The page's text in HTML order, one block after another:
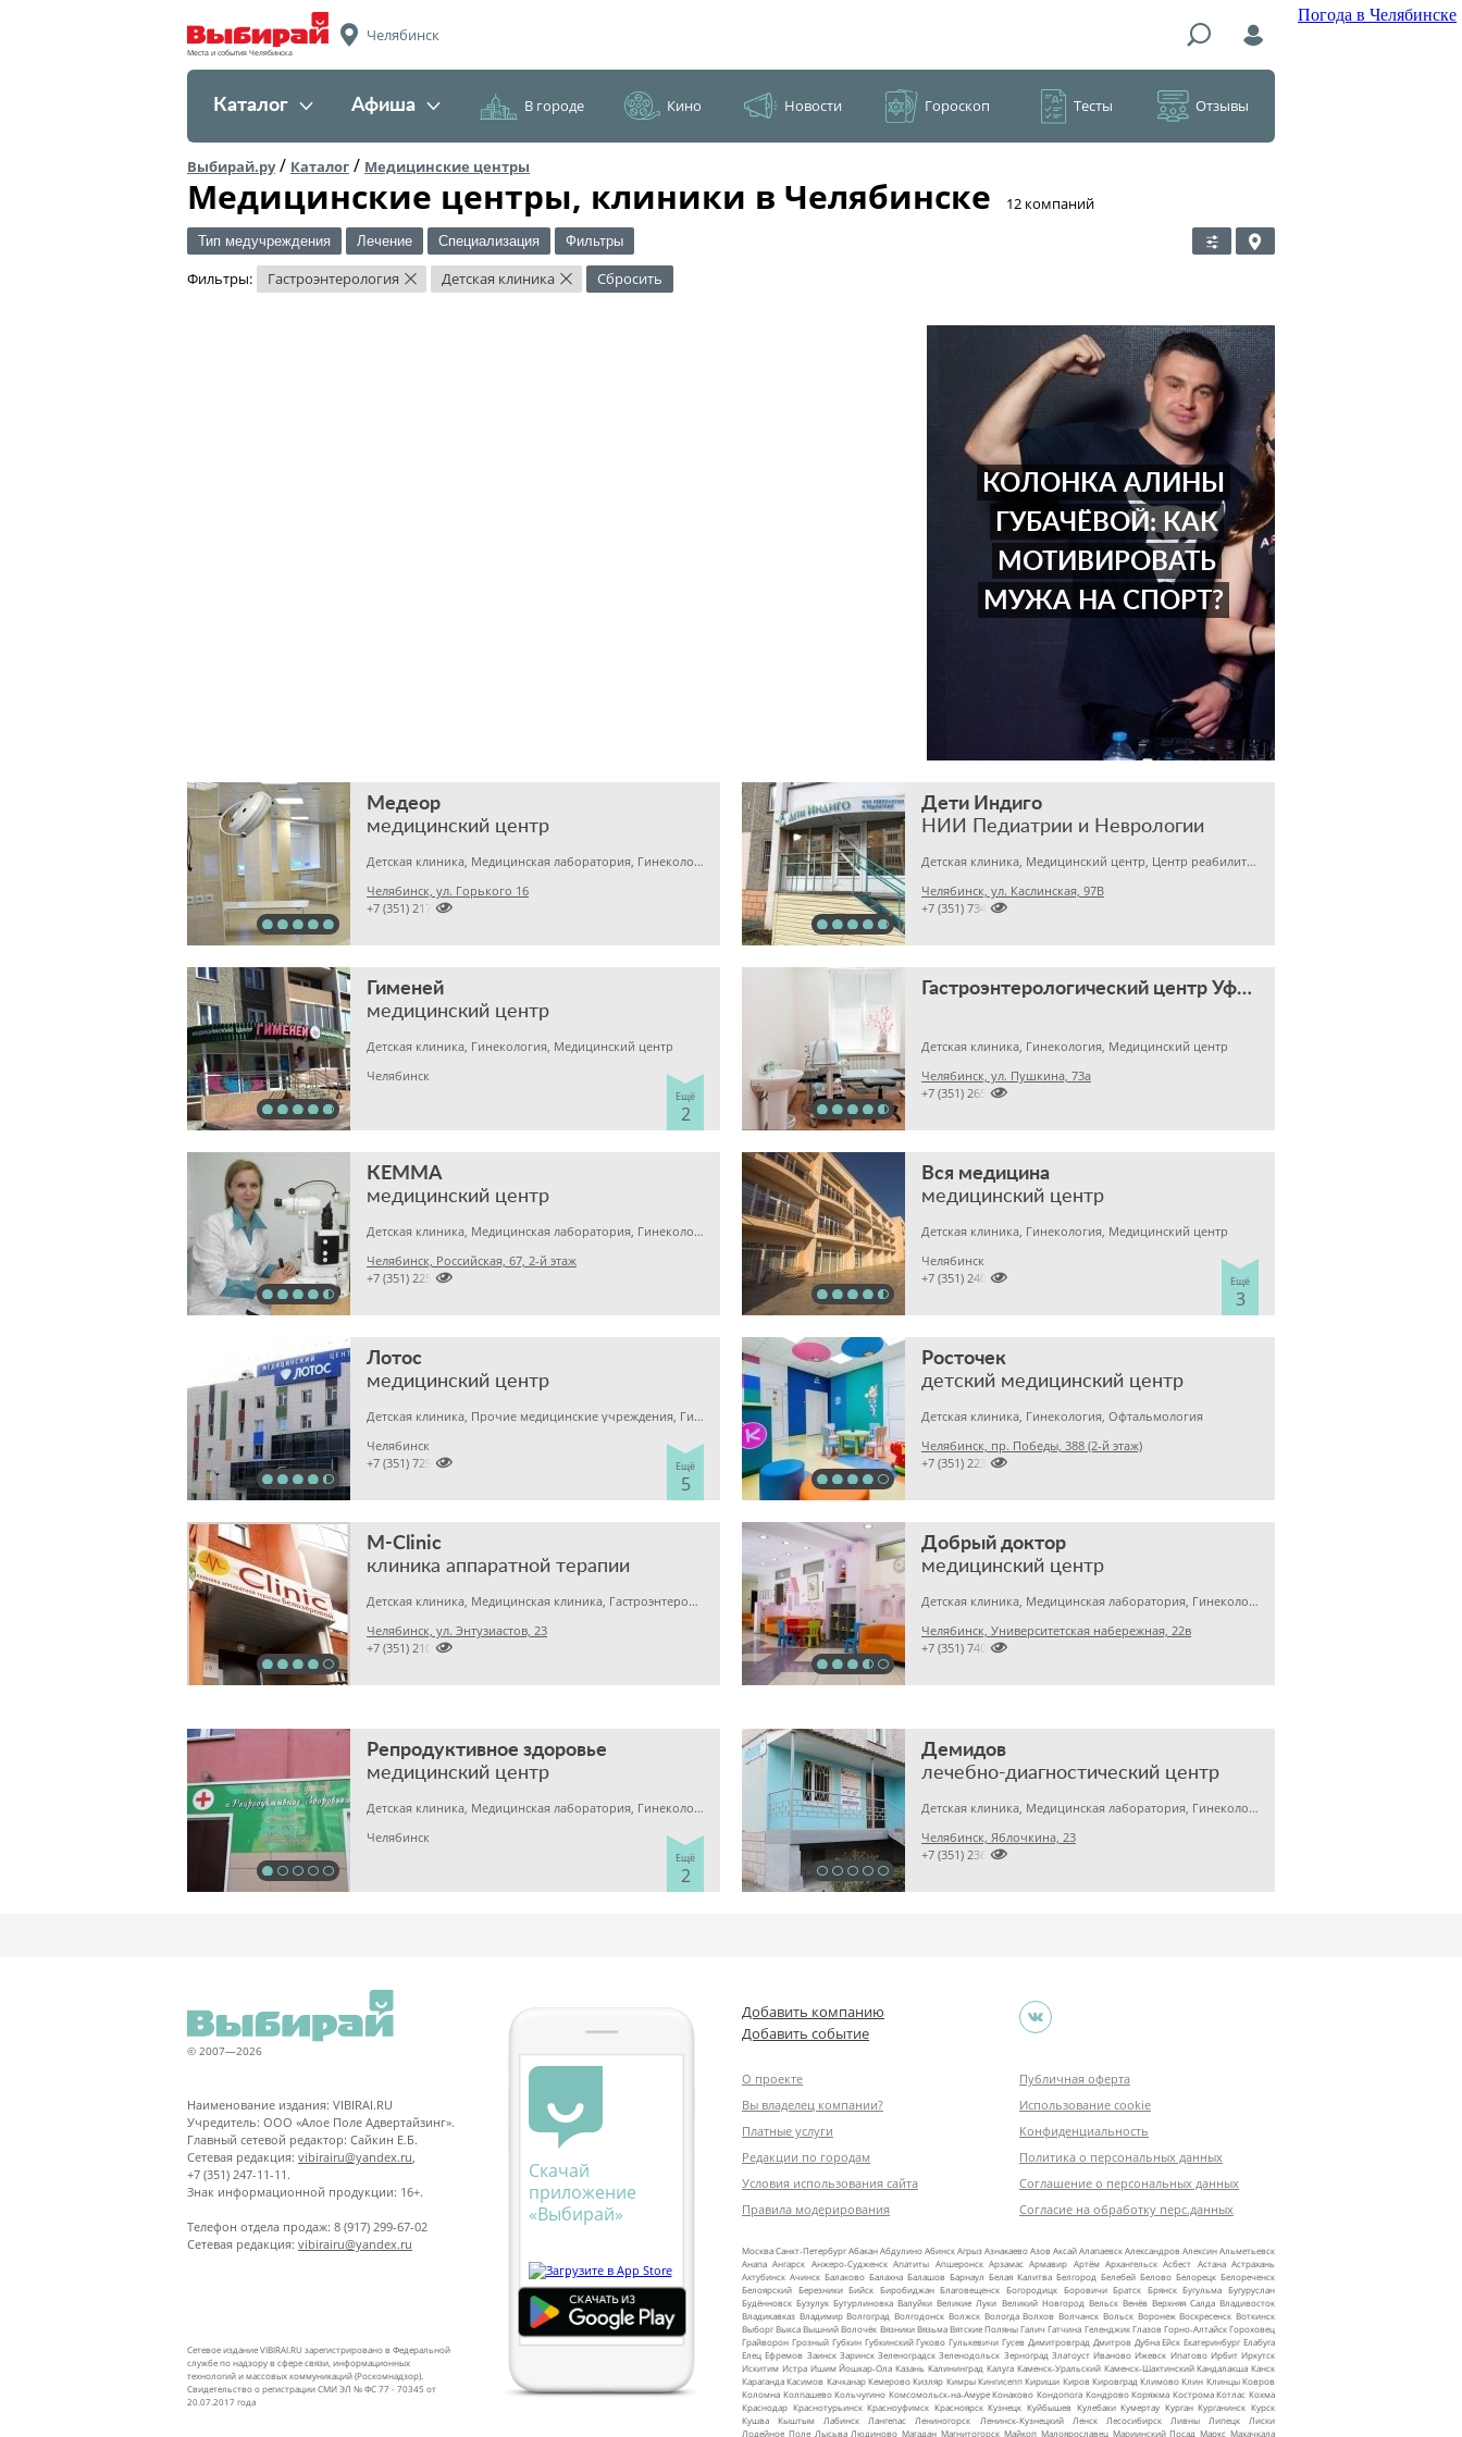
Погода в Челябинске
Места и события Челябинска
Челябинск
Каталог Афиша В городе Кино Новости Гороскоп Тесты Отзывы
Выбирай.ру/ Каталог / Медицинские центры
Медицинские центры, клиники в Челябинске ​12 компаний
Тип медучреждения Лечение Специализация Фильтры
Фильтры: Гастроэнтерология × Детская клиника × Сбросить
КОЛОНКА АЛИНЫ
ГУБАЧЁВОЙ: КАК
МОТИВИРОВАТЬ
МУЖА НА СПОРТ?
Медеор
медицинский центр
Детская клиника, Медицинская лаборатория, Гинекология
Челябинск, ул. Горького 16

+7 (351) 2172376
Дети Индиго
НИИ Педиатрии и Неврологии
Детская клиника, Медицинский центр, Центр реабилитации
Челябинск, ул. Каслинская, 97В

+7 (351) 7345563
Гименей
медицинский центр
Детская клиника, Гинекология, Медицинский центр
Ещё
2
Челябинск
Гастроэнтерологический центр Уфимцева К.А.
Детская клиника, Гинекология, Медицинский центр
Челябинск, ул. Пушкина, 73а

+7 (351) 2657788
КЕММА
медицинский центр
Детская клиника, Медицинская лаборатория, Гинекология
Челябинск, Российская, 67, 2-й этаж

+7 (351) 2256145
Вся медицина
медицинский центр
Детская клиника, Гинекология, Медицинский центр
Ещё
3
Челябинск

+7 (351) 2400303
Лотос
медицинский центр
Детская клиника, Прочие медицинские учреждения, Гинекология
Ещё
5
Челябинск

+7 (351) 7298929
Росточек
детский медицинский центр
Детская клиника, Гинекология, Офтальмология
Челябинск, пр. Победы, 388 (2-й этаж)

+7 (351) 2237272
M-Clinic
клиника аппаратной терапии
Детская клиника, Медицинская клиника, Гастроэнтерология
Челябинск, ул. Энтузиастов, 23

+7 (351) 2101802
Добрый доктор
медицинский центр
Детская клиника, Медицинская лаборатория, Гинекология
Челябинск, Университетская набережная, 22в

+7 (351) 7405750
Репродуктивное здоровье
медицинский центр
Детская клиника, Медицинская лаборатория, Гинекология
Ещё
2
Челябинск
Демидов
лечебно-диагностический центр
Детская клиника, Медицинская лаборатория, Гинекология
Челябинск, Яблочкина, 23

+7 (351) 2364133
© 2007—2026
Наименование издания: VIBIRAI.RU
Учредитель: ООО «Алое Поле Адвертайзинг».
Главный сетевой редактор: Сайкин Е.Б.
Сетевая редакция: vibirairu@yandex.ru
+7 (351) 247-11-11.
Знак информационной продукции: 16+.
Телефон отдела продаж: 8 (917) 299-67-02
Сетевая редакция: vibirairu@yandex.ru
Сетевое издание VIBIRAI.RU зарегистрировано в Федеральной
службе по надзору в сфере связи, информационных
технологий и массовых коммуникаций (Роскомнадзор).
Свидетельство о регистрации СМИ ЭЛ № ФС 77 - 70345 от
20.07.2017 года
Скачай
приложение
«Выбирай»
Добавить компанию
Добавить событие
О проекте
Вы владелец компании?
Платные услуги
Редакции по городам
Условия использования сайта
Правила модерирования
Публичная оферта
Использование cookie
Конфиденциальность
Политика о персональных данных
Соглашение о персональных данных
Согласие на обработку перс.данных
МоскваСанкт‑ПетербургАбаканАбдулиноАбинскАгрызАзнакаевоАзовАксайАлапаевскАлександровАлексинАльметьевск
Анапа Ангарск Анжеро‑Судженск Апатиты Апшеронск Арзамас Армавир Артём Архангельск Асбест Астана Астрахань
Ахтубинск Ачинск Балаково Балахна Балашов Барнаул Белая Калитва Белгород Белебей Белово Белорецк Белореченск
Белоярский Березники Бийск Биробиджан Благовещенск Богородицк Боровичи Братск Брянск Бугульма Бугуруслан
Будённовск Бузулук Бутурлиновка Валуйки Великие Луки Великий Новгород Вельск Венёв Верхняя Салда Владивосток
Владикавказ Владимир Волгоград Волгодонск Волжск Вологда Волхов Волчанск Вольск Воронеж Воскресенск Воткинск
ВыборгВыкса Вышний Волочёк Вязники Вязьма Вятские Поляны Галич Гатчина Геленджик Глазов Горно‑АлтайскГороховец
Грайворон Грозный Губкин Губкинский Гуково Гулькевичи Гусев Димитровград Дмитров Дубна Ейск Екатеринбург Елабуга
Елец Ефремов Заинск Заринск Зеленоградск Зеленодольск Зерноград Златоуст Иваново Ижевск Ипатово Ирбит Иркутск
Искитим Истра Ишим Йошкар‑Ола Казань Калининград Калуга Каменск‑Уральский Каменск‑Шахтинский Кандалакша Канск
Караганда Касимов Качканар Кемерово Кизляр Кимры Кингисепп Кириши Киров Кировград Климово Клин Клинцы Ковров
Коломна Колпашево Кольчугино Комсомольск‑на‑Амуре Конаково Кондопога Кондрово Коряжма Кострома Котлас Кохма
Краснодар Краснотурьинск Красноуфимск Красноярск Кузнецк Куйбышев Кулебаки Кумертау Курган Курганинск Курск
Кушва
Кыштым Лабинск Лангепас Лениногорск Ленинск‑Кузнецкий Ленск Лесосибирск Ливны Липецк
Лиски
Лодейное Поле Лысьва Людиново Магадан Магнитогорск Майкоп Малоярославец Мариинский Посад Маркс Махачкала